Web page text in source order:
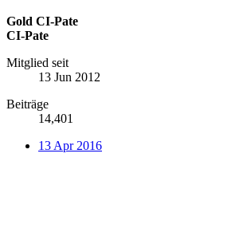
Gold CI-Pate
CI-Pate
Mitglied seit
13 Jun 2012
Beiträge
14,401
13 Apr 2016